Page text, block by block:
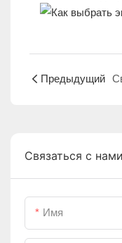
Предыдущий
Связаться с нами
Имя